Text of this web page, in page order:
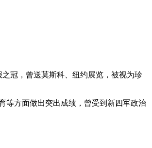
冠，曾送莫斯科、纽约展览，被视为珍
等方面做出突出成绩，曾受到新四军政治